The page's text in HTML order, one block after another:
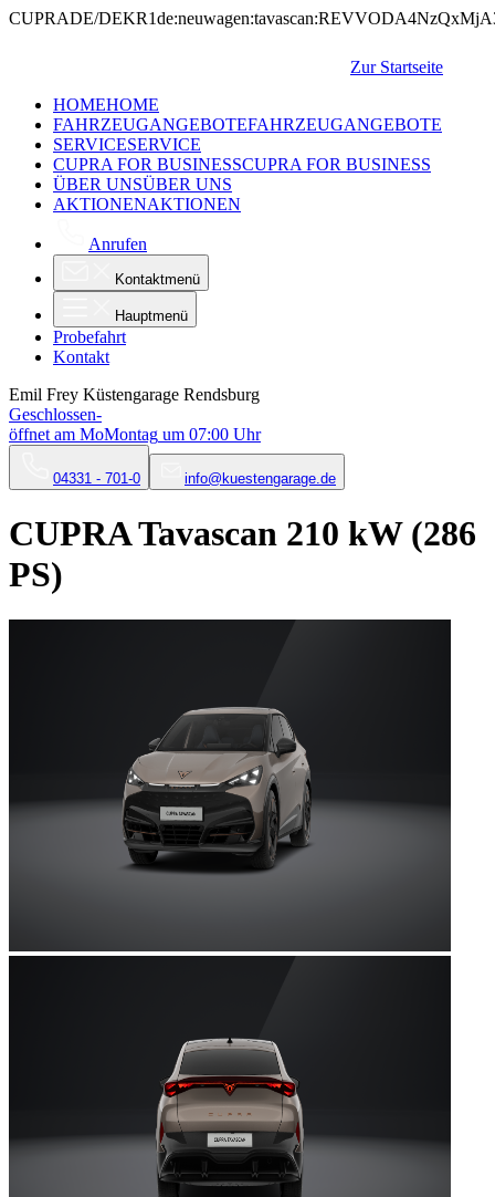
CUPRADE/DEKR1
Zur Startseite
HOMEHOME
FAHRZEUGANGEBOTEFAHRZEUGANGEBOTE
SERVICESERVICE
CUPRA FOR BUSINESSCUPRA FOR BUSINESS
ÜBER UNSÜBER UNS
AKTIONENAKTIONEN
Anrufen
Kontaktmenü
Hauptmenü
Probefahrt
Kontakt
Emil Frey Küstengarage Rendsburg
Geschlossen-
öffnet am MoMontag um 07:00 Uhr
04331 - 701-0 info@kuestengarage.de
CUPRA Tavascan 210 kW (286
PS)